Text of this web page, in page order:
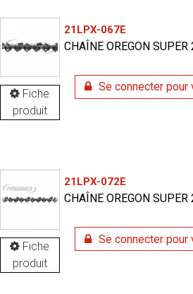
Fiche
produit
21LPX-067E
CHAÎNE OREGON
Se connecter pour
Fiche
produit
21LPX-072E
CHAÎNE OREGON
Se connecter pour